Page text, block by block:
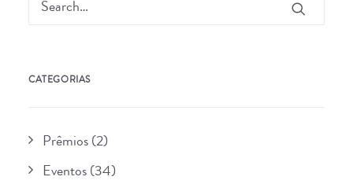
CATEGORIAS
Prêmios(2)
Eventos(34)